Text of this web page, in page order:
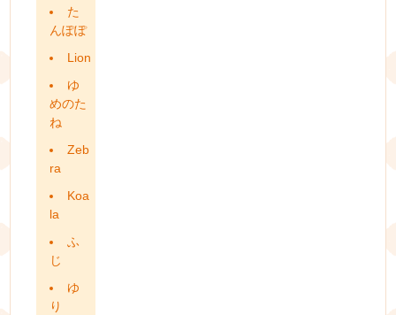
た
んぽぽ
Lion
ゆ
めのた
ね
Zeb
ra
Koa
la
ふ
じ
ゆ
り